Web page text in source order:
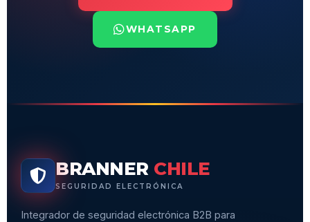
WHATSAPP
BRANNER CHILE
SEGURIDAD ELECTRÓNICA
Integrador de seguridad electrónica B2B para